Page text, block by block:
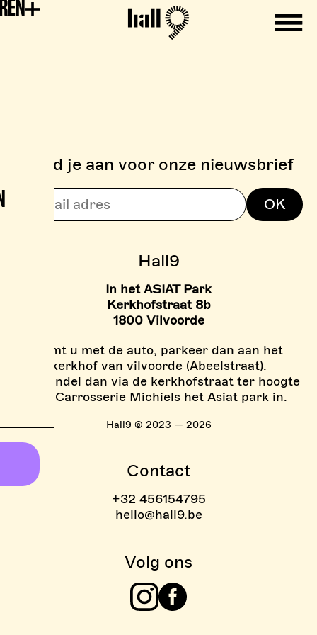
Mobile
Hall9
> BOULDERZONE
> TARIEVEN BOULDER
Hall9
In het ASIAT Park
Kerkhofstraat 8b
1800 Vilvoorde
Komt u met de auto, parkeer dan aan het
kerkhof van vilvoorde (Abeelstraat).
En wandel dan via de kerkhofstraat ter hoogte
van Carrosserie Michiels het Asiat park in.
Hall9 © 2023 — 2026
Contact
+32 456154795
hello@hall9.be
Volg ons
Meld je aan voor onze nieuwsbrief
OK